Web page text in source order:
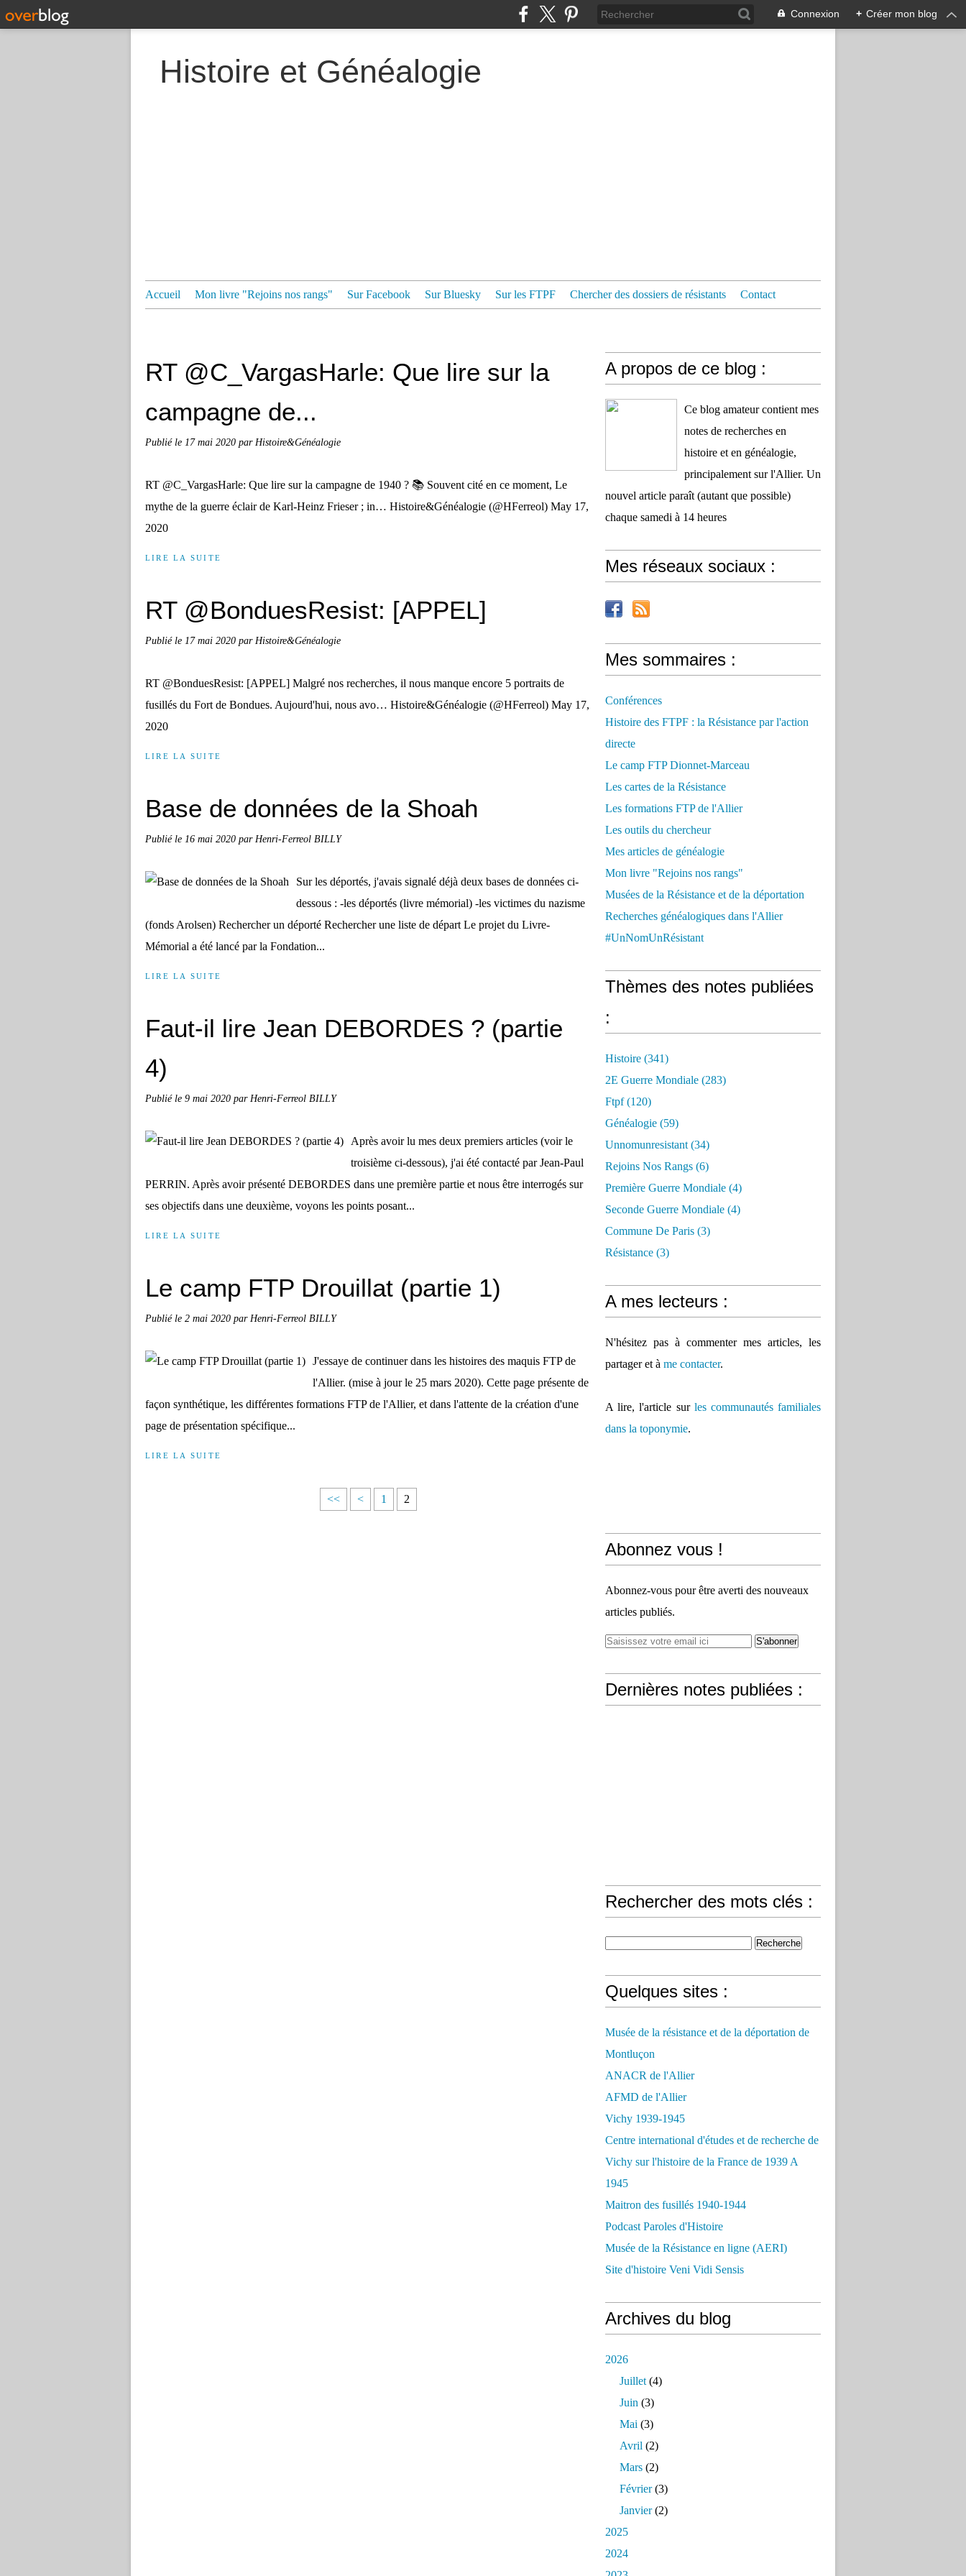
Connexion + Créer mon blog
Histoire et Généalogie
Accueil Mon livre "Rejoins nos rangs" Sur Facebook Sur Bluesky Sur les FTPF Chercher des dossiers de résistants Contact
RT @C_VargasHarle: Que lire sur la
campagne de...
Publié le 17 mai 2020 par Histoire&Généalogie
RT @C_VargasHarle: Que lire sur la campagne de 1940 ? 📚 Souvent cité en ce moment, Le
mythe de la guerre éclair de Karl-Heinz Frieser ; in… Histoire&Généalogie (@HFerreol) May 17,
2020
LIRE LA SUITE
RT @BonduesResist: [APPEL]
Publié le 17 mai 2020 par Histoire&Généalogie
RT @BonduesResist: [APPEL] Malgré nos recherches, il nous manque encore 5 portraits de
fusillés du Fort de Bondues. Aujourd'hui, nous avo… Histoire&Généalogie (@HFerreol) May 17,
2020
LIRE LA SUITE
Base de données de la Shoah
Publié le 16 mai 2020 par Henri-Ferreol BILLY
Sur les déportés, j'avais signalé déjà deux bases de données ci-
dessous : -les déportés (livre mémorial) -les victimes du nazisme
(fonds Arolsen) Rechercher un déporté Rechercher une liste de départ Le projet du Livre-
Mémorial a été lancé par la Fondation...
LIRE LA SUITE
Faut-il lire Jean DEBORDES ? (partie
4)
Publié le 9 mai 2020 par Henri-Ferreol BILLY
Après avoir lu mes deux premiers articles (voir le
troisième ci-dessous), j'ai été contacté par Jean-Paul
PERRIN. Après avoir présenté DEBORDES dans une première partie et nous être interrogés sur
ses objectifs dans une deuxième, voyons les points posant...
LIRE LA SUITE
Le camp FTP Drouillat (partie 1)
Publié le 2 mai 2020 par Henri-Ferreol BILLY
J'essaye de continuer dans les histoires des maquis FTP de
l'Allier. (mise à jour le 25 mars 2020). Cette page présente de
façon synthétique, les différentes formations FTP de l'Allier, et dans l'attente de la création d'une
page de présentation spécifique...
LIRE LA SUITE
<< < 1 2
A propos de ce blog :
Ce blog amateur contient mes
notes de recherches en
histoire et en généalogie,
principalement sur l'Allier. Un
nouvel article paraît (autant que possible)
chaque samedi à 14 heures
Mes réseaux sociaux :
Mes sommaires :
Conférences
Histoire des FTPF : la Résistance par l'action
directe
Le camp FTP Dionnet-Marceau
Les cartes de la Résistance
Les formations FTP de l'Allier
Les outils du chercheur
Mes articles de généalogie
Mon livre "Rejoins nos rangs"
Musées de la Résistance et de la déportation
Recherches généalogiques dans l'Allier
#UnNomUnRésistant
Thèmes des notes publiées
:
Histoire (341)
2E Guerre Mondiale (283)
Ftpf (120)
Généalogie (59)
Unnomunresistant (34)
Rejoins Nos Rangs (6)
Première Guerre Mondiale (4)
Seconde Guerre Mondiale (4)
Commune De Paris (3)
Résistance (3)
A mes lecteurs :
N'hésitez pas à commenter mes articles, les
partager et à me contacter.
A lire, l'article sur les communautés familiales
dans la toponymie.
Abonnez vous !
Abonnez-vous pour être averti des nouveaux
articles publiés.
Dernières notes publiées :
Rechercher des mots clés :
Quelques sites :
Musée de la résistance et de la déportation de
Montluçon
ANACR de l'Allier
AFMD de l'Allier
Vichy 1939-1945
Centre international d'études et de recherche de
Vichy sur l'histoire de la France de 1939 A
1945
Maitron des fusillés 1940-1944
Podcast Paroles d'Histoire
Musée de la Résistance en ligne (AERI)
Site d'histoire Veni Vidi Sensis
Archives du blog
2026
Juillet (4)
Juin (3)
Mai (3)
Avril (2)
Mars (2)
Février(3)
Janvier(2)
2025
2024